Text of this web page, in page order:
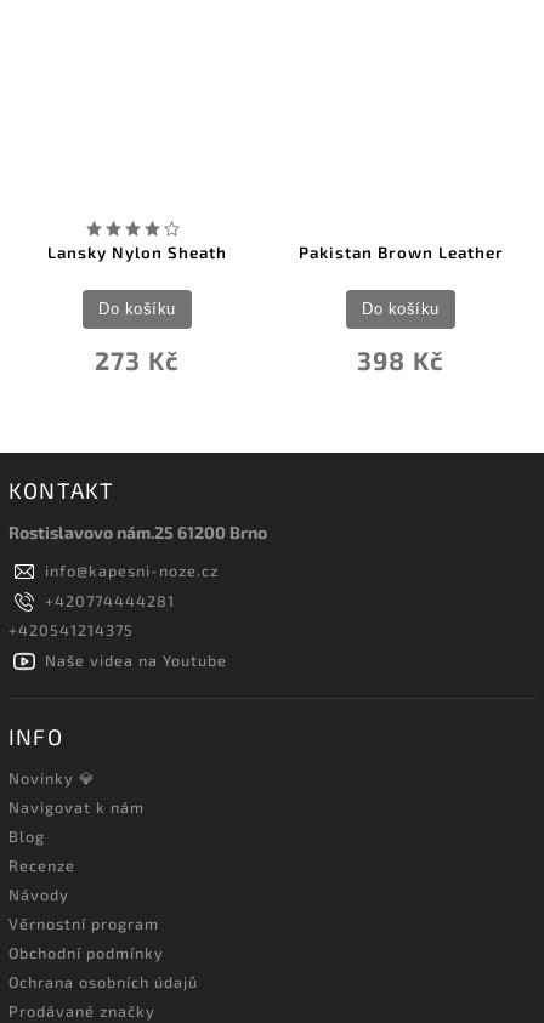
Lansky Nylon Sheath
273 Kč
Do košíku
Pakistan Brown Leather
398 Kč
Do košíku
KONTAKT
Rostislavovo nám.25 61200 Brno
info@kapesni-noze.cz
+420774444281
+420541214375
Naše videa na Youtube
INFO
Novinky 💎
Navigovat k nám
Blog
Recenze
Návody
Věrnostní program
Obchodní podmínky
Ochrana osobních údajů
Prodávané značky